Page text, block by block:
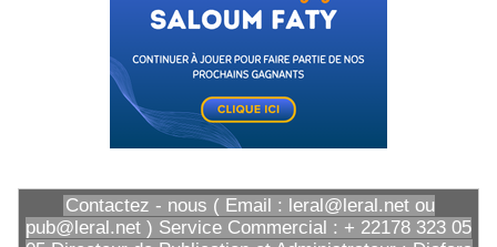
Contactez - nous ( Email : leral@leral.net ou
pub@leral.net ) Service Commercial : + 22178 323 05